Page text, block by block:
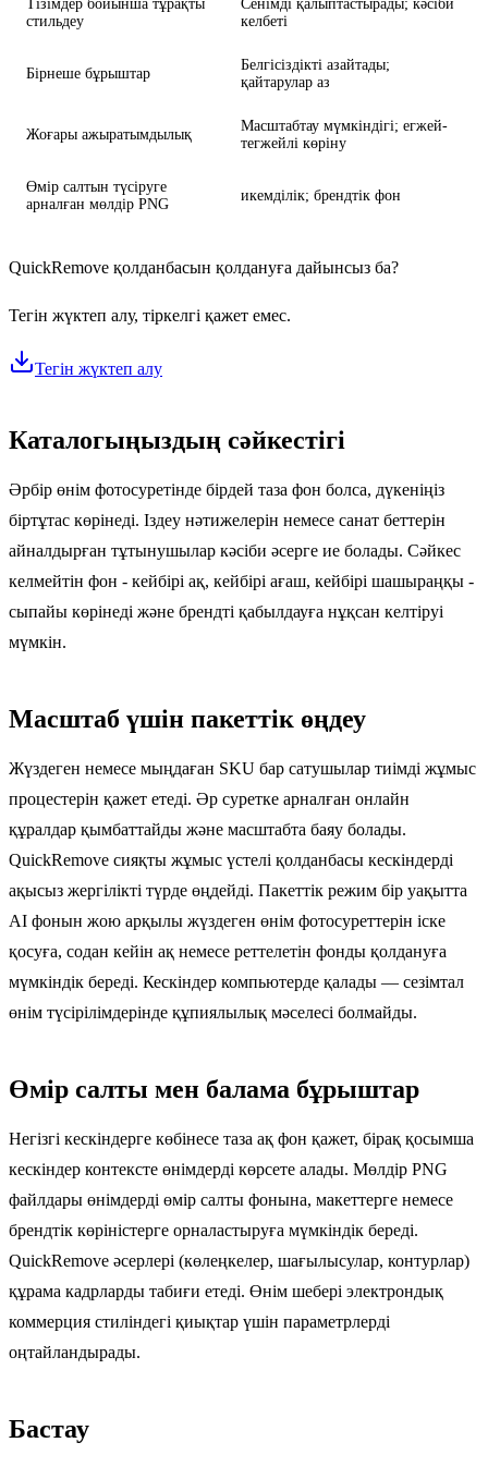
Тізімдер бойынша тұрақты
стильдеу
Сенімді қалыптастырады; кәсіби
келбеті
Бірнеше бұрыштар
Белгісіздікті азайтады;
қайтарулар аз
Жоғары ажыратымдылық
Масштабтау мүмкіндігі; егжей-
тегжейлі көріну
Өмір салтын түсіруге
арналған мөлдір PNG
икемділік; брендтік фон
QuickRemove қолданбасын қолдануға дайынсыз ба?
Тегін жүктеп алу, тіркелгі қажет емес.
Тегін жүктеп алу
Каталогыңыздың сәйкестігі
Әрбір өнім фотосуретінде бірдей таза фон болса, дүкеніңіз
біртұтас көрінеді. Іздеу нәтижелерін немесе санат беттерін
айналдырған тұтынушылар кәсіби әсерге ие болады. Сәйкес
келмейтін фон - кейбірі ақ, кейбірі ағаш, кейбірі шашыраңқы -
сыпайы көрінеді және брендті қабылдауға нұқсан келтіруі
мүмкін.
Масштаб үшін пакеттік өңдеу
Жүздеген немесе мыңдаған SKU бар сатушылар тиімді жұмыс
процестерін қажет етеді. Әр суретке арналған онлайн
құралдар қымбаттайды және масштабта баяу болады.
QuickRemove сияқты жұмыс үстелі қолданбасы кескіндерді
ақысыз жергілікті түрде өңдейді. Пакеттік режим бір уақытта
AI фонын жою арқылы жүздеген өнім фотосуреттерін іске
қосуға, содан кейін ақ немесе реттелетін фонды қолдануға
мүмкіндік береді. Кескіндер компьютерде қалады — сезімтал
өнім түсірілімдерінде құпиялылық мәселесі болмайды.
Өмір салты мен балама бұрыштар
Негізгі кескіндерге көбінесе таза ақ фон қажет, бірақ қосымша
кескіндер контексте өнімдерді көрсете алады. Мөлдір PNG
файлдары өнімдерді өмір салты фонына, макеттерге немесе
брендтік көріністерге орналастыруға мүмкіндік береді.
QuickRemove әсерлері (көлеңкелер, шағылысулар, контурлар)
құрама кадрларды табиғи етеді. Өнім шебері электрондық
коммерция стиліндегі қиықтар үшін параметрлерді
оңтайландырады.
Бастау